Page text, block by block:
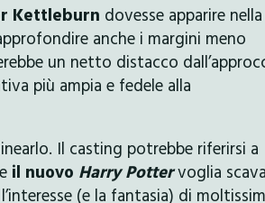
Kettleburn dovesse apparire nella
anche i margini meno
un netto distacco
più ampia e fedele alla
Il casting potrebbe riferirsi a
il nuovo Harry Pottervoglia
(e la fantasia) di